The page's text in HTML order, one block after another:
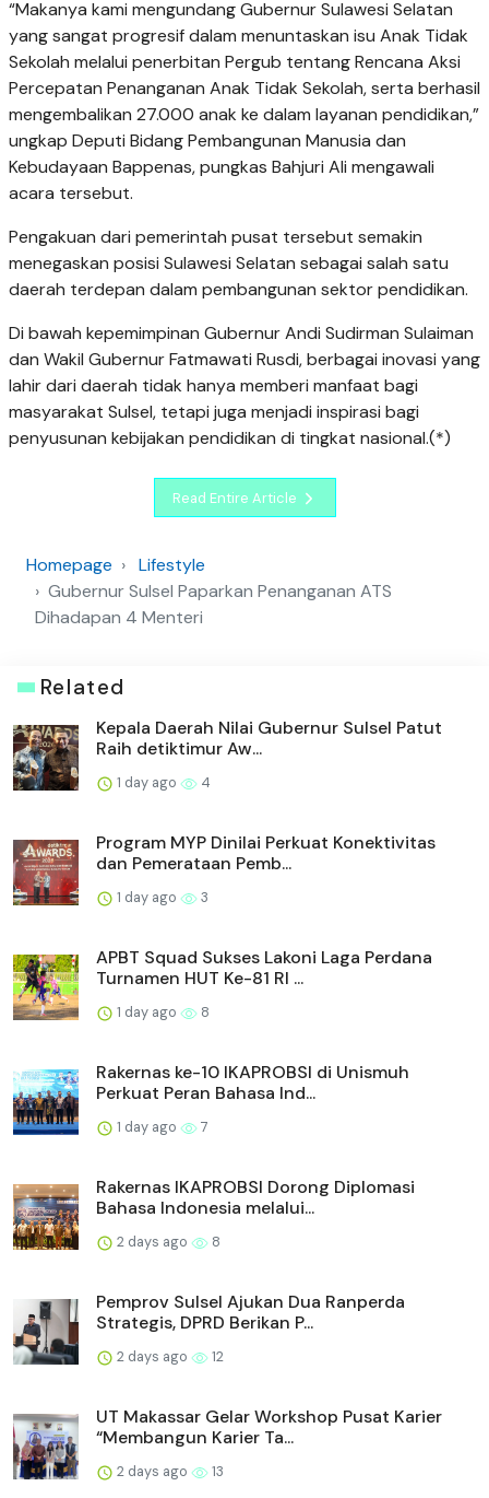
“Makanya kami mengundang Gubernur Sulawesi Selatan
yang sangat progresif dalam menuntaskan isu Anak Tidak
Sekolah melalui penerbitan Pergub tentang Rencana Aksi
Percepatan Penanganan Anak Tidak Sekolah, serta berhasil
mengembalikan 27.000 anak ke dalam layanan pendidikan,”
ungkap Deputi Bidang Pembangunan Manusia dan
Kebudayaan Bappenas, pungkas Bahjuri Ali mengawali
acara tersebut.
Pengakuan dari pemerintah pusat tersebut semakin
menegaskan posisi Sulawesi Selatan sebagai salah satu
daerah terdepan dalam pembangunan sektor pendidikan.
Di bawah kepemimpinan Gubernur Andi Sudirman Sulaiman
dan Wakil Gubernur Fatmawati Rusdi, berbagai inovasi yang
lahir dari daerah tidak hanya memberi manfaat bagi
masyarakat Sulsel, tetapi juga menjadi inspirasi bagi
penyusunan kebijakan pendidikan di tingkat nasional.(*)
Read Entire Article
Homepage
Lifestyle
Gubernur Sulsel Paparkan Penanganan ATS
Dihadapan 4 Menteri
Related
Kepala Daerah Nilai Gubernur Sulsel Patut
Raih detiktimur Aw...
1 day ago 4
Program MYP Dinilai Perkuat Konektivitas
dan Pemerataan Pemb...
1 day ago 3
APBT Squad Sukses Lakoni Laga Perdana
Turnamen HUT Ke-81 RI ...
1 day ago 8
Rakernas ke-10 IKAPROBSI di Unismuh
Perkuat Peran Bahasa Ind...
1 day ago 7
Rakernas IKAPROBSI Dorong Diplomasi
Bahasa Indonesia melalui...
2 days ago 8
Pemprov Sulsel Ajukan Dua Ranperda
Strategis, DPRD Berikan P...
2 days ago 12
UT Makassar Gelar Workshop Pusat Karier
“Membangun Karier Ta...
2 days ago 13